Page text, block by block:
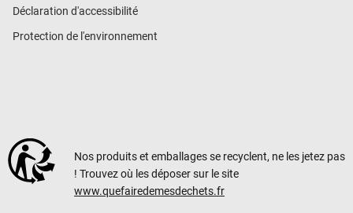
Déclaration d'accessibilité
Protection de l'environnement
Nos produits et emballages se recyclent, ne les jetez pas
! Trouvez où les déposer sur le site
www.quefairedemesdechets.fr